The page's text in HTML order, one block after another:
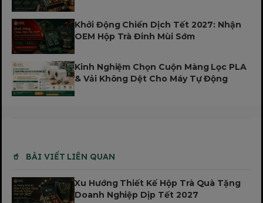
Khởi Động Chiến Dịch Tết 2027: Nhận
OEM Hộp Trà Đinh Mùi Sớm
Kinh Nghiệm Chọn Cuộn Màng Lọc PLA
& Vải Không Dệt Cho Máy Tự Động
BÀI VIẾT LIÊN QUAN
Xu Hướng Thiết Kế Hộp Trà Quà Tặng
Doanh Nghiệp Dịp Tết 2027